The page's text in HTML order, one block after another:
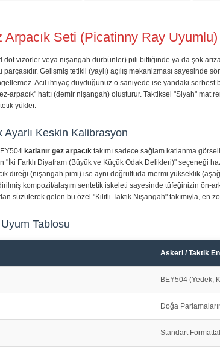
Seti (Picatinny Ray Uyumlu)
vizörler veya nişangah dürbünler) pili bittiğinde ya da şok
Gelişmiş tetikli (yaylı) açılış mekanizması
Acil ihtiyaç duyduğunuz o saniyede ise yandaki
arpacık" hattı (demir nişangah) oluşturur. Taktiksel "Siyah" mat
yükler.
Keskin Kalibrasyon
katlanır gez arpacık takımı sadece sağlam katlanma
Farklı Diyafram (Büyük ve Küçük Odak Delikleri)" seçeneği
direği (nişangah pimi) ise aynı doğrultuda mermi yükseklik
kompozit/alaşım sentetik iskeleti sayesinde tüfeğinizin ön-
süzülerek gelen bu özel "Kilitli Taktik Nişangah" takımıyla, en
Tablosu
Askeri / Taktik
BEY504 (Yedek,
Doğa
Standart